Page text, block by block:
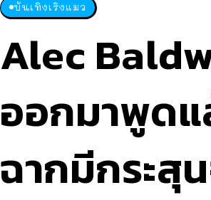
บันเทิงเริงแมว
Alec
ออกมาพูดแ
ฉากมีกระสุ